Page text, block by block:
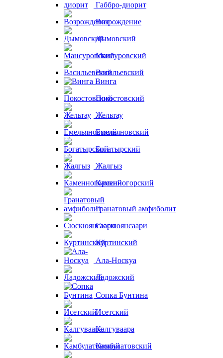
Габбро-диорит
Возрождение
Дымовский
Мансуровский
Васильевский
Винга
Покостовский
Жельтау
Емельяновский
Богатырский
Жалгыз
Каменногорский
Гранатовый амфиболит
Сюскюянсаари
Куртинский
Ала-Носкуа
Ладожский
Сопка Бунтина
Исетский
Калгуваара
Камбулатовский